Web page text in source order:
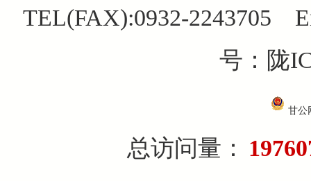
TEL(FAX):0932-2243705
号：陇
甘公
总访问量：